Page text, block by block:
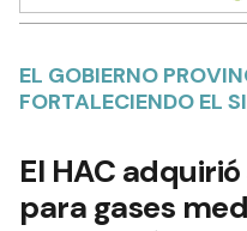
EL GOBIERNO
FORTALECIENDO EL
El HAC
para gases